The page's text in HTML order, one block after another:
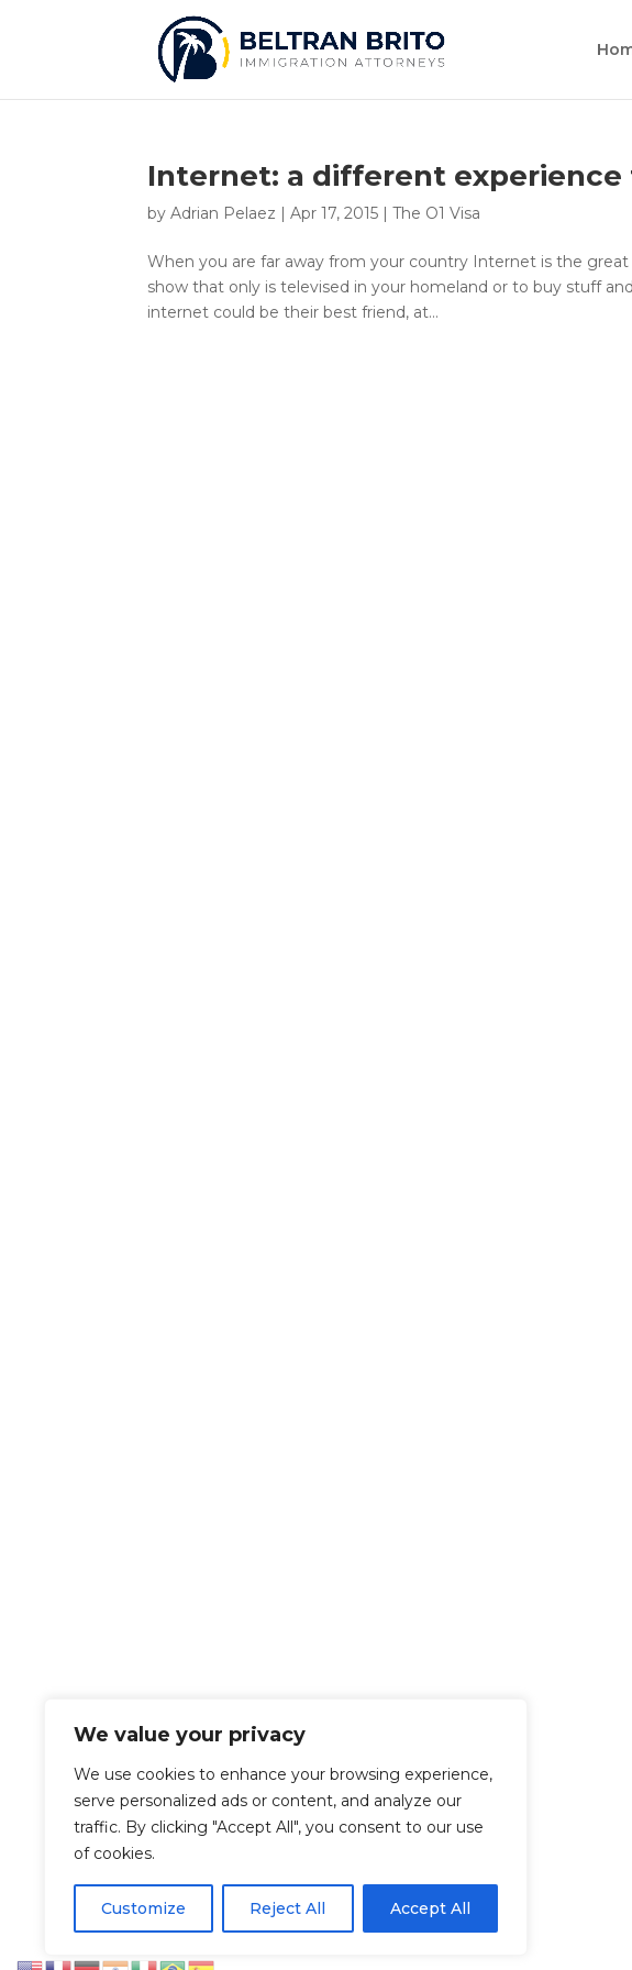
We value your privacy
We use cookies to enhance your browsing experience,
serve personalized ads or content, and analyze our
traffic. By clicking "Accept All", you consent to our use
of cookies.
Customize Reject All Accept All
Internet: a different experience
byAdrian Pelaez |Apr 17, 2015 |The O1 Visa
When you are far away from your country Internet is the
show that only is televised in your homeland or to buy stuff
internet could be their best friend, at...
Let’s Work Together